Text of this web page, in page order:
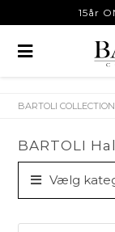
15år
BARTOLI COLLECTION
BARTOLI
Vælg